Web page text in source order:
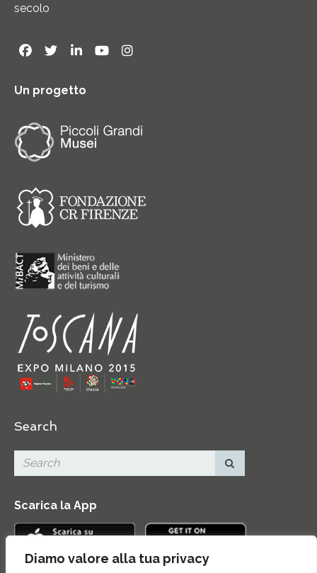
Diamo valore alla tua privacy
secolo
Un progetto
Search
Scarica la App